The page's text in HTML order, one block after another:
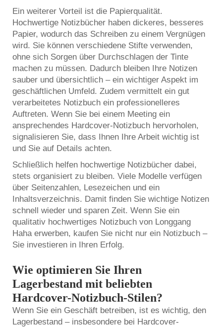
Ein weiterer Vorteil ist die Papierqualität.
Hochwertige Notizbücher haben dickeres, besseres
Papier, wodurch das Schreiben zu einem Vergnügen
wird. Sie können verschiedene Stifte verwenden,
ohne sich Sorgen über Durchschlagen der Tinte
machen zu müssen. Dadurch bleiben Ihre Notizen
sauber und übersichtlich – ein wichtiger Aspekt im
geschäftlichen Umfeld. Zudem vermittelt ein gut
verarbeitetes Notizbuch ein professionelleres
Auftreten. Wenn Sie bei einem Meeting ein
ansprechendes Hardcover-Notizbuch hervorholen,
signalisieren Sie, dass Ihnen Ihre Arbeit wichtig ist
und Sie auf Details achten.
Schließlich helfen hochwertige Notizbücher dabei,
stets organisiert zu bleiben. Viele Modelle verfügen
über Seitenzahlen, Lesezeichen und ein
Inhaltsverzeichnis. Damit finden Sie wichtige Notizen
schnell wieder und sparen Zeit. Wenn Sie ein
qualitativ hochwertiges Notizbuch von Longgang
Haha erwerben, kaufen Sie nicht nur ein Notizbuch –
Sie investieren in Ihren Erfolg.
Wie optimieren Sie Ihren
Lagerbestand mit beliebten
Hardcover-Notizbuch-Stilen?
Wenn Sie ein Geschäft betreiben, ist es wichtig, den
Lagerbestand – insbesondere bei Hardcover-